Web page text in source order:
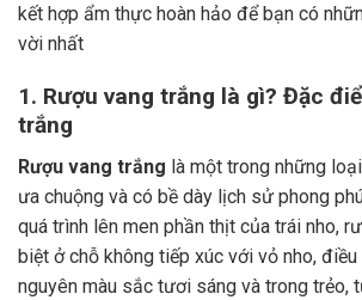
kết hợp ẩm thực hoàn hảo để bạn có
vời nhất
1. Rượu vang trắng là gì? Đặc
trắng
Rượu vang trắng là một trong những
ưa chuộng và có bề dày lịch sử phong
quá trình lên men phần thịt của trái nho,
biệt ở chỗ không tiếp xúc với vỏ nho,
nguyên màu sắc tươi sáng và trong trẻo,